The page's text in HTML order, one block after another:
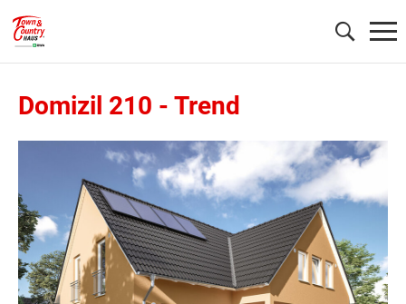
Domizil 210 - Trend
Wonach möchten Sie suchen?